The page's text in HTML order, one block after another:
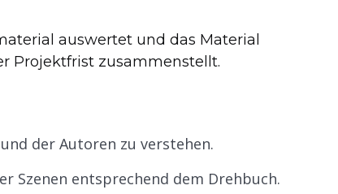
auswertet und das Material
Projektfrist zusammenstellt.
der Autoren zu verstehen.
Szenen entsprechend dem Drehbuch.